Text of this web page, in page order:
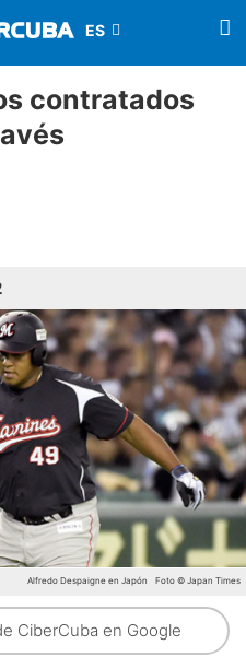
contratados
Alfredo Despaigne en Japón Foto © Japan Times
CiberCuba en Google